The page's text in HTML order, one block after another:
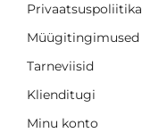
Privaatsuspoliitika
Müügitingimused
Tarneviisid
Klienditugi
Minu konto